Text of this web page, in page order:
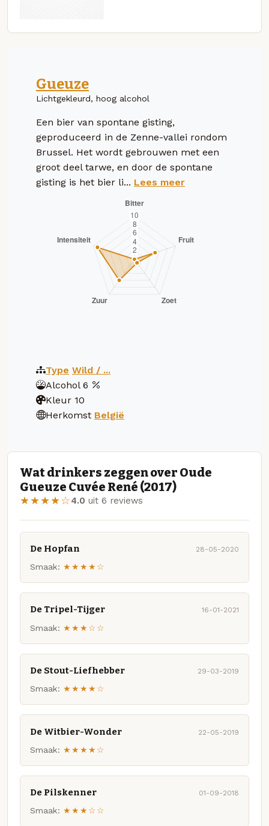
Gueuze
Lichtgekleurd, hoog alcohol
Een bier van spontane gisting,
geproduceerd in de Zenne-vallei rondom
Brussel. Het wordt gebrouwen met een
groot deel tarwe, en door de spontane
gisting is het bier li... Lees meer
Type Wild / ...
Alcohol 6
Kleur 10
Herkomst België
Wat drinkers zeggen over Oude
Gueuze Cuvée René (2017)
★★★★☆4.0 uit 6 reviews
De Hopfan 28-05-2020
Smaak: ★★★★☆
De Tripel-Tijger 16-01-2021
Smaak: ★★★☆☆
De Stout-Liefhebber 29-03-2019
Smaak: ★★★★☆
De Witbier-Wonder 22-05-2019
Smaak: ★★★★☆
De Pilskenner 01-09-2018
Smaak: ★★★☆☆